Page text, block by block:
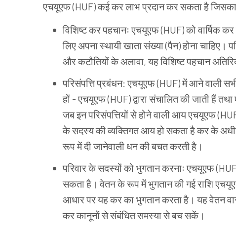
एचयूएफ (HUF) कईकरलाभप्रदानकरसकताहैजिसका
विशिष्टकरपहचानः एचयूएफ (HUF) कोवार्षिककर
लिएअपनास्थायीखातासंख्या (पैन) होनाचाहिए।
औरकटौतियोंकेअलावा, यहविशिष्टपहचान
परिसंपत्तिप्रबंधन: एचयूएफ (HUF) मेंआनेवाली
हों - एचयूएफ (HUF) द्वारासंचालितकीजातीहैंतथा
जबइनपरिसंपत्तियोंसेहोनेवालीआयएचयूएफ
केसदस्यकीव्यक्तिगतआयहोसकताहैकरके
रूपमेंदीजानेवाली धनकीबचतकरतीहै।
परिवारकेसदस्योंकोभुगतानकरनाः एचयूएफ
सकताहै। वेतनकेरूपमेंभुगतानकीगईराशि
आधारपरयहकरकाभुगतानकरताहै। यहवेतन
करकानूनोंसेसंबंधितसमस्यासेबचसकें।